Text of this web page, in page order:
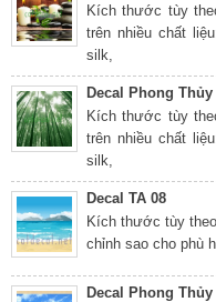
Kích thước tùy
trên nhiều chất
silk,
Decal Phong Thủy
Kích thước tùy
trên nhiều chất
silk,
Decal TA 08
Kích thước tùy
chỉnh sao cho phù
Decal Phong Thủy